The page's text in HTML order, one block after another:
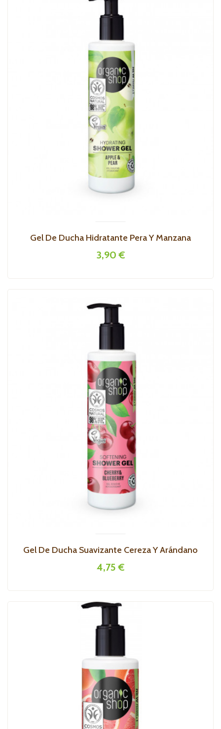
Gel De Ducha Hidratante Pera Y Manzana
3,90 €
Gel De Ducha Suavizante Cereza Y Arándano
4,75 €